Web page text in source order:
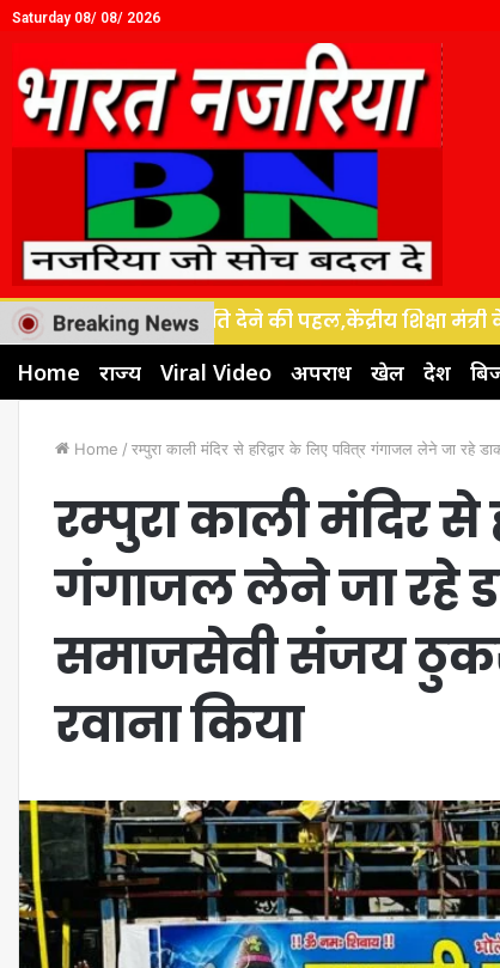
Saturday 08/ 08/ 2026
को नई गति देने की पहल,केंद्रीय शिक्षा मंत्री के
Home राज्य Viral Video अपराध खेल देश
Home / रम्पुरा काली मंदिर से हरिद्वार के लिए पवित्र गंगाजल लेने जा रहे
रम्पुरा काली मंदिर से
गंगाजल लेने जा रहे
समाजसेवी संजय
रवाना किया